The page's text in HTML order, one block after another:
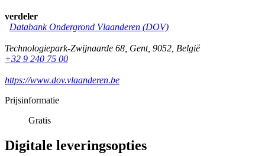
verdeler
Databank Ondergrond Vlaanderen (DOV)
Technologiepark-Zwijnaarde 68, Gent, 9052, België
+32 9 240 75 00
https://www.dov.vlaanderen.be
Prijsinformatie
Gratis
Digitale leveringsopties